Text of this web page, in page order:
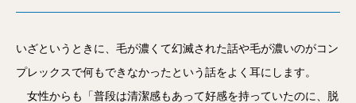
いざというときに、毛が濃くて幻滅された話や毛が濃いのがコン
プレックスで何もできなかったという話をよく耳にします。
女性からも「普段は清潔感もあって好感を持っていたのに、脱